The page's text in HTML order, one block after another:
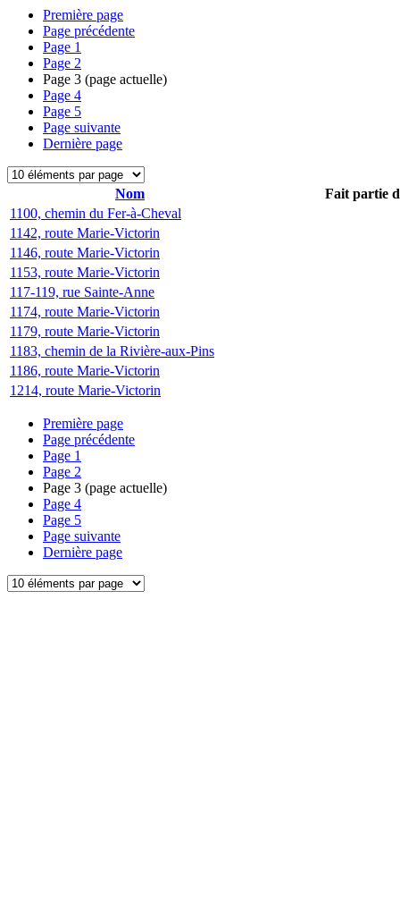
Première page
Page précédente
Page 1
Page 2
Page 3 (page actuelle)
Page 4
Page 5
Page suivante
Dernière page
Nom
Fait partie
1100, chemin du Fer-à-Cheval
1142, route Marie-Victorin
1146, route Marie-Victorin
1153, route Marie-Victorin
117-119, rue Sainte-Anne
1174, route Marie-Victorin
1179, route Marie-Victorin
1183, chemin de la Rivière-aux-Pins
1186, route Marie-Victorin
1214, route Marie-Victorin
Première page
Page précédente
Page 1
Page 2
Page 3 (page actuelle)
Page 4
Page 5
Page suivante
Dernière page